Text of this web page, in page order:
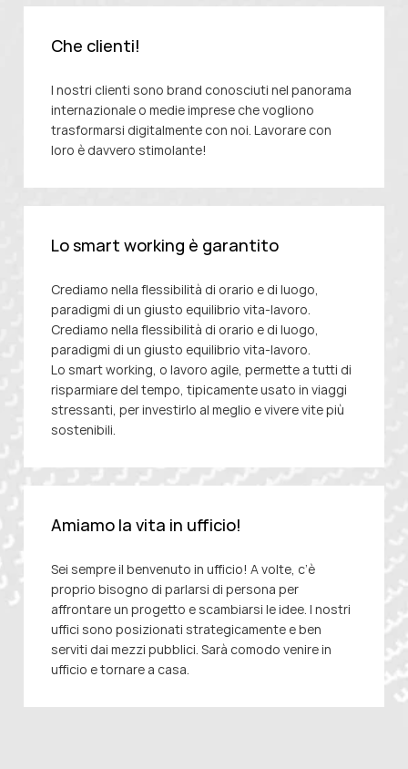
Che clienti!
I nostri clienti sono brand conosciuti nel panorama
internazionale o medie imprese che vogliono
trasformarsi digitalmente con noi. Lavorare con
loro è davvero stimolante!
Lo smart working è garantito
Crediamo nella flessibilità di orario e di luogo,
paradigmi di un giusto equilibrio vita-lavoro.
Crediamo nella flessibilità di orario e di luogo,
paradigmi di un giusto equilibrio vita-lavoro.
Lo smart working, o lavoro agile, permette a tutti di
risparmiare del tempo, tipicamente usato in viaggi
stressanti, per investirlo al meglio e vivere vite più
sostenibili.
Amiamo la vita in ufficio!
Sei sempre il benvenuto in ufficio! A volte, c’è
proprio bisogno di parlarsi di persona per
affrontare un progetto e scambiarsi le idee. I nostri
uffici sono posizionati strategicamente e ben
serviti dai mezzi pubblici. Sarà comodo venire in
ufficio e tornare a casa.